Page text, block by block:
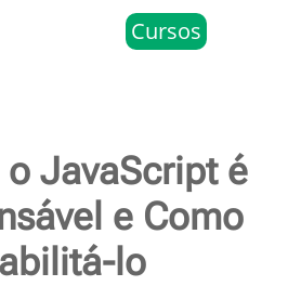
Cursos
o JavaScript é
e Como
lo